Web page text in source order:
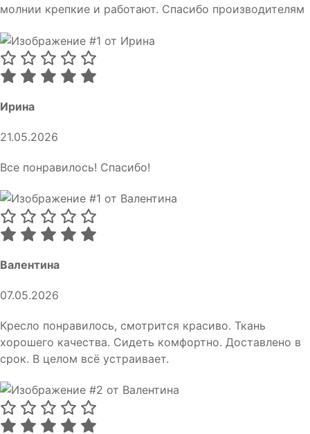
молнии крепкие и работают. Спасибо производителям
Ирина
21.05.2026
Все понравилось! Спасибо!
Валентина
07.05.2026
Кресло понравилось, смотрится красиво. Ткань
хорошего качества. Сидеть комфортно. Доставлено в
срок. В целом всё устраивает.